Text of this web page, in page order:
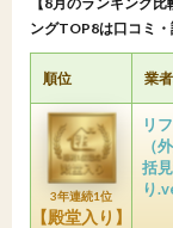
ングTOP8は口コミ
順位 業
3年連続1位
【殿堂入り】
リ
（
括
り